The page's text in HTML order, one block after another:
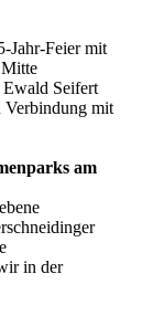
Jahr-Feier mit
Mitte
Seifert
mit
am
in der